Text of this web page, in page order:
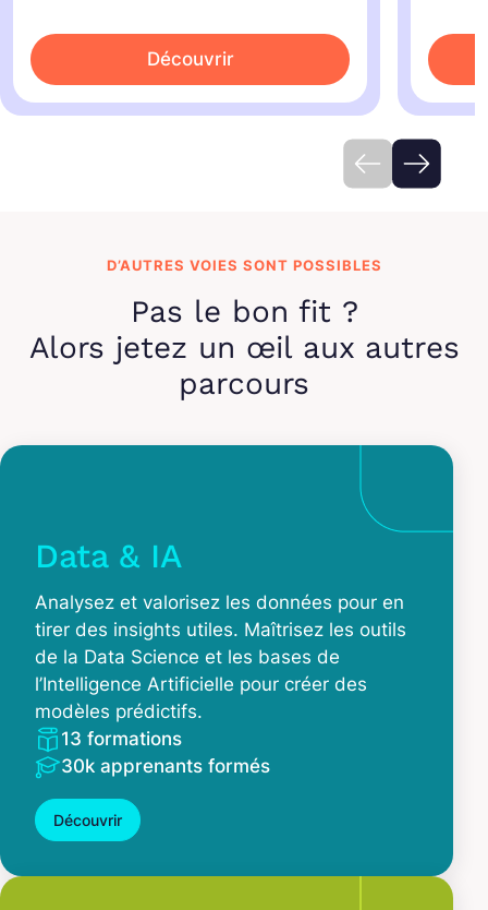
Découvrir
D’AUTRES VOIES SONT POSSIBLES
Pas le bon fit ?
Alors jetez un œil aux autres
parcours
Data & IA
Analysez et valorisez les données pour en
tirer des insights utiles. Maîtrisez les outils
de la Data Science et les bases de
l’Intelligence Artificielle pour créer des
modèles prédictifs.
13 formations
30k apprenants formés
Découvrir